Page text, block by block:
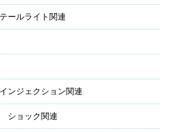
ールライト関連
ンジェクション関連
ショック関連